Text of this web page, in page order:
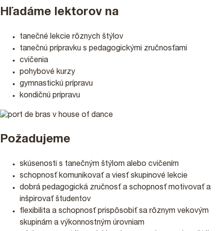
PODPORTE NÁS 2%
Hľadáme lektorov na
tanečné lekcie rôznych štýlov
tanečnú prípravku s pedagogickými zručnosťami
cvičenia
pohybové kurzy
gymnastickú prípravu
kondičnú prípravu
Požadujeme
skúsenosti s tanečným štýlom alebo cvičením
schopnosť komunikovať a viesť skupinové lekcie
dobrá pedagogická zručnosť a schopnosť motivovať a
inšpirovať študentov
flexibilita a schopnosť prispôsobiť sa rôznym vekovým
skupinám a výkonnostným úrovniam